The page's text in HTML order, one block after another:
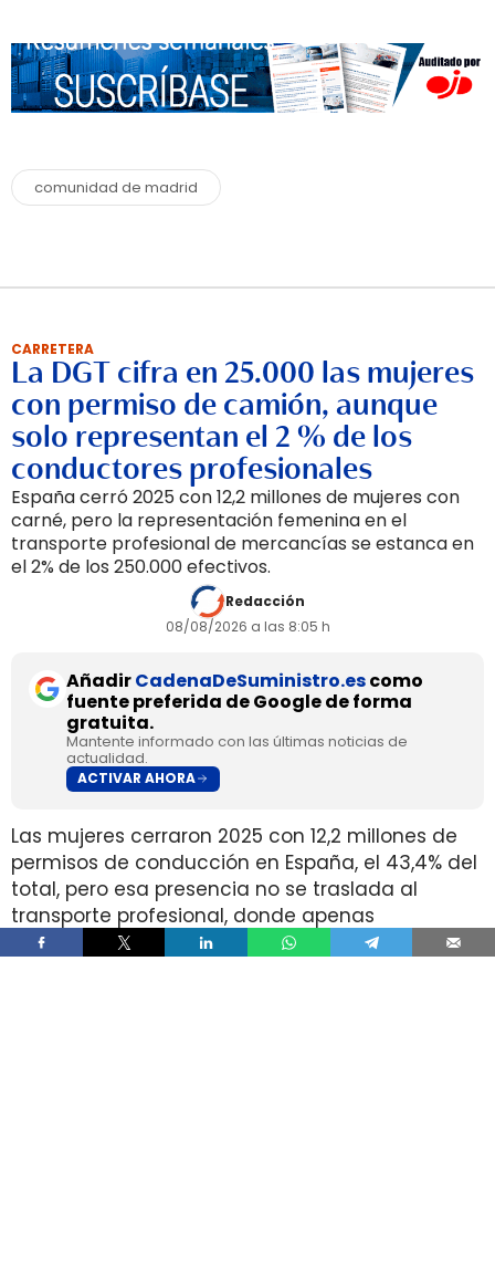
comunidad de madrid
CARRETERA
La DGT cifra en 25.000 las mujeres
con permiso de camión, aunque
solo representan el 2 % de los
conductores profesionales
España cerró 2025 con 12,2 millones de mujeres con
carné, pero la representación femenina en el
transporte profesional de mercancías se estanca en
el 2% de los 250.000 efectivos.
Redacción
08/08/2026 a las 8:05 h
AñadirCadenaDeSuministro.escomo
fuente preferida de Google de forma
gratuita.
Mantente informado con las últimas noticias de
actualidad.
ACTIVAR AHORA
Las mujeres cerraron 2025 con 12,2 millones de
permisos de conducción en España, el 43,4% del
total, pero esa presencia no se traslada al
transporte profesional, donde apenas
representan el 2% de un colectivo de 250.000